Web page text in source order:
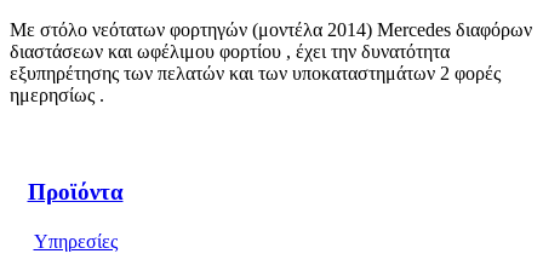
Με στόλο νεότατων φορτηγών (μοντέλα 2014) Mercedes διαφόρων
διαστάσεων και ωφέλιμου φορτίου , έχει την δυνατότητα
εξυπηρέτησης των πελατών και των υποκαταστημάτων 2 φορές
ημερησίως .
Προϊόντα
Υπηρεσίες